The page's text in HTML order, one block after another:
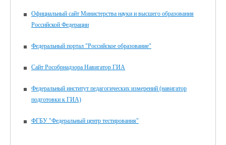
Официальный сайт Министерства науки и высшего образования
Российской Федерации
Федеральный портал "Российское образование"
Сайт Рособрнадзора Навигатор ГИА
Федеральный институт педагогических измерений (навигатор
подготовки к ГИА)
ФГБУ "Федеральный центр тестирования"